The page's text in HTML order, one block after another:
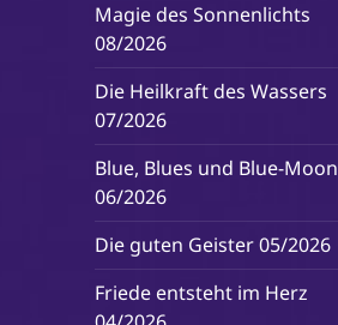
Magie des Sonnenlichts
08/2026
Die Heilkraft des Wassers
07/2026
Blue, Blues und Blue-Moon
06/2026
Die guten Geister 05/2026
Friede entsteht im Herz